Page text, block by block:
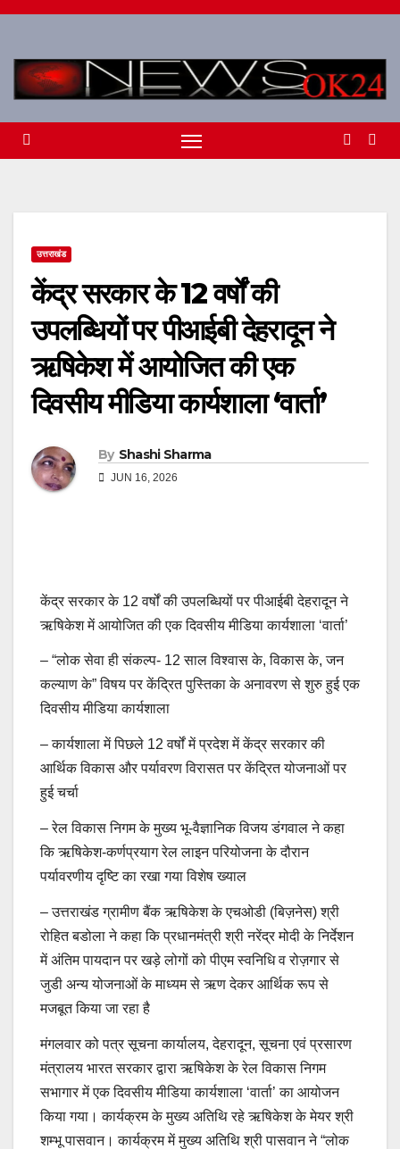
Skip
content
उत्तराखंड
केंद्र सरकार के 12 वर्षों की
उपलब्धियों पर पीआईबी देहरादून ने
ऋषिकेश में आयोजित की एक
दिवसीय मीडिया कार्यशाला ‘वार्ता’
By Shashi Sharma
JUN 16, 2026
केंद्र सरकार के 12 वर्षों की उपलब्धियों पर पीआईबी देहरादून ने
ऋषिकेश में आयोजित की एक दिवसीय मीडिया कार्यशाला ‘वार्ता’
– “लोक सेवा ही संकल्प- 12 साल विश्वास के, विकास के, जन
कल्याण के” विषय पर केंद्रित पुस्तिका के अनावरण से शुरु हुई एक
दिवसीय मीडिया कार्यशाला
– कार्यशाला में पिछले 12 वर्षों में प्रदेश में केंद्र सरकार की
आर्थिक विकास और पर्यावरण विरासत पर केंद्रित योजनाओं पर
हुई चर्चा
– रेल विकास निगम के मुख्य भू-वैज्ञानिक विजय डंगवाल ने कहा
कि ऋषिकेश-कर्णप्रयाग रेल लाइन परियोजना के दौरान
पर्यावरणीय दृष्टि का रखा गया विशेष ख्याल
– उत्तराखंड ग्रामीण बैंक ऋषिकेश के एचओडी (बिज़नेस) श्री
रोहित बडोला ने कहा कि प्रधानमंत्री श्री नरेंद्र मोदी के निर्देशन
में अंतिम पायदान पर खड़े लोगों को पीएम स्वनिधि व रोज़गार से
जुडी अन्य योजनाओं के माध्यम से ऋण देकर आर्थिक रूप से
मजबूत किया जा रहा है
मंगलवार को पत्र सूचना कार्यालय, देहरादून, सूचना एवं प्रसारण
मंत्रालय भारत सरकार द्वारा ऋषिकेश के रेल विकास निगम
सभागार में एक दिवसीय मीडिया कार्यशाला ‘वार्ता’ का आयोजन
किया गया। कार्यक्रम के मुख्य अतिथि रहे ऋषिकेश के मेयर श्री
शम्भू पासवान। कार्यक्रम में मुख्य अतिथि श्री पासवान ने “लोक